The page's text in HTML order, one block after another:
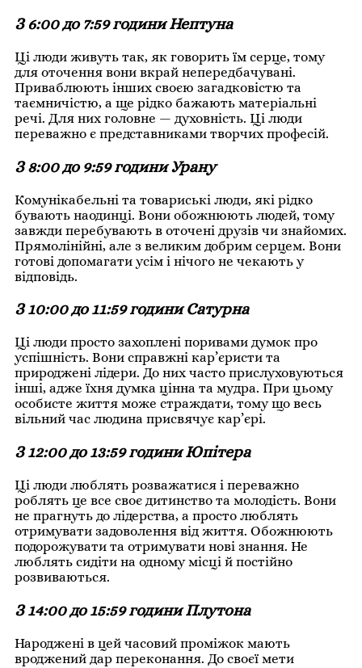
З 6:00 до 7:59 години Нептуна
Ці люди живуть так, як говорить їм серце, тому
для оточення вони вкрай непередбачувані.
Приваблюють інших своєю загадковістю та
таємничістю, а ще рідко бажають матеріальні
речі. Для них головне — духовність. Ці люди
переважно є представниками творчих професій.
З 8:00 до 9:59 години Урану
Комунікабельні та товариські люди, які рідко
бувають наодинці. Вони обожнюють людей, тому
завжди перебувають в оточені друзів чи знайомих.
Прямолінійні, але з великим добрим серцем. Вони
готові допомагати усім і нічого не чекають у
відповідь.
З 10:00 до 11:59 години Сатурна
Ці люди просто захоплені поривами думок про
успішність. Вони справжні кар’єристи та
природжені лідери. До них часто прислуховуються
інші, адже їхня думка цінна та мудра. При цьому
особисте життя може страждати, тому що весь
вільний час людина присвячує кар’єрі.
З 12:00 до 13:59 години Юпітера
Ці люди люблять розважатися і переважно
роблять це все своє дитинство та молодість. Вони
не прагнуть до лідерства, а просто люблять
отримувати задоволення від життя. Обожнюють
подорожувати та отримувати нові знання. Не
люблять сидіти на одному місці й постійно
розвиваються.
З 14:00 до 15:59 години Плутона
Народжені в цей часовий проміжок мають
вроджений дар переконання. До своєї мети